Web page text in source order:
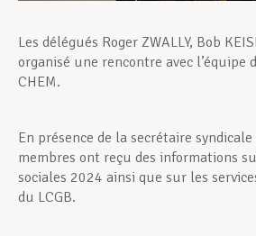
Les délégués Roger ZWALLY, Bob
organisé une rencontre avec l’équipe
CHEM.
En présence de la secrétaire syndicale
membres ont reçu des informations
sociales 2024 ainsi que sur les
du LCGB.